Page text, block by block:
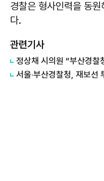
경찰은 형사인력을 동
다.
관련기사
서울·부산경찰청, 재보선